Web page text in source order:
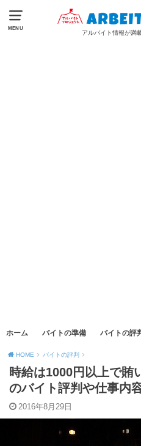
MENU
アルバイト情報が満
ホーム バイトの準備 バイトの評
HOME バイトの評判
時給は1000円以上で賄
のバイト評判や仕事内
2016年8月29日